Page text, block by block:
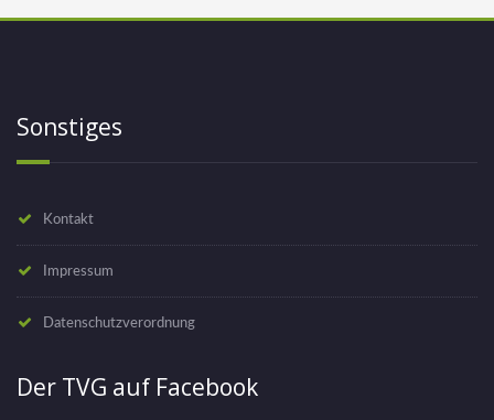
Sonstiges
Kontakt
Impressum
Datenschutzverordnung
Der TVG auf Facebook